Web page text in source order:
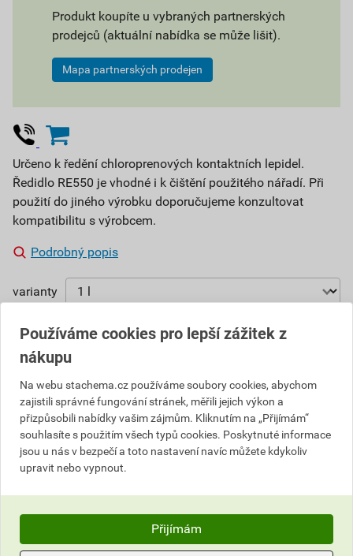
Produkt koupíte u vybraných partnerských
prodejců (aktuální nabídka se může lišit).
Mapa partnerských prodejen
Určeno k ředění chloroprenových kontaktních lepidel.
Ředidlo RE550 je vhodné i k čištění použitého nářadí. Při
použití do jiného výrobku doporučujeme konzultovat
kompatibilitu s výrobcem.
Podrobný popis
varianty
Vyberte si prodejnu
300,32 Kč
Cena s DPH
270,29 Kčza l
270,29 Kčza ks
Cena bez DPH
223,38 Kč za l
223,38 Kč za ks
1 ks / 1 l za
(223,38Kčbez DPH).
Používáme cookies pro lepší zážitek z
nákupu
Na webu stachema.cz používáme soubory cookies, abychom
zajistili správné fungování stránek, měřili jejich výkon a
přizpůsobili nabídky vašim zájmům. Kliknutím na „Přijímám“
souhlasíte s použitím všech typů cookies. Poskytnuté informace
jsou u nás v bezpečí a toto nastavení navíc můžete kdykoliv
upravit nebo vypnout.
Přijímám